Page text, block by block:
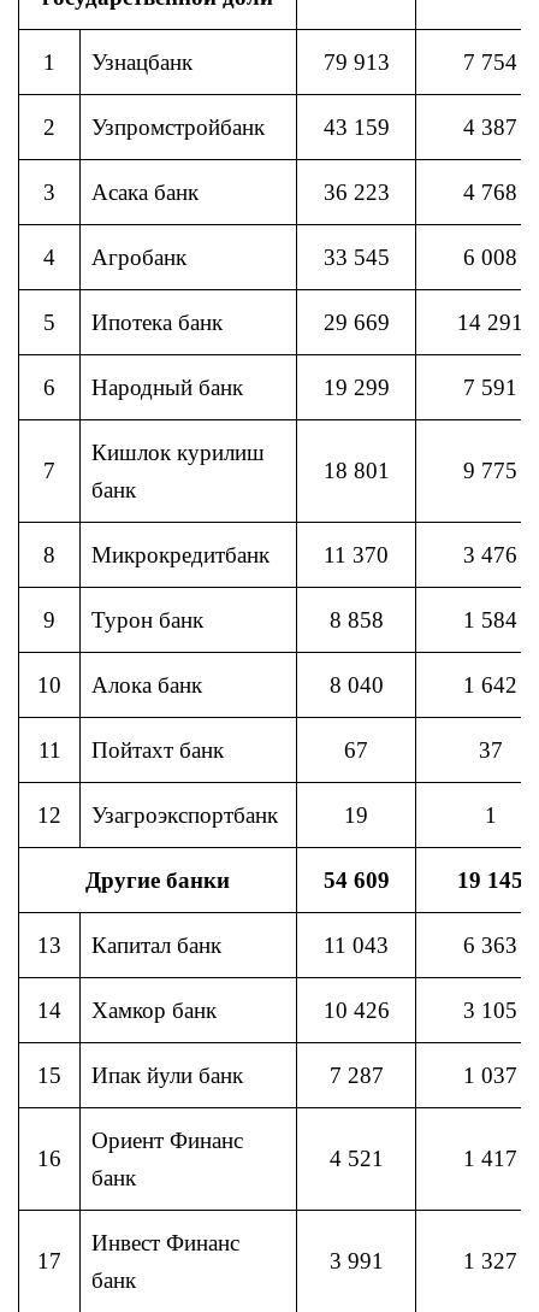
1 Узнацбанк 79 913 7 754
2 Узпромстройбанк 43 159 4 387
3 Асака банк 36 223 4 768
4 Агробанк 33 545 6 008
5 Ипотека банк 29 669 14 291
6 Народный банк 19 299 7 591
7
Кишлок курилиш
банк
18 801 9 775
8 Микрокредитбанк 11 370 3 476
9 Турон банк 8 858 1 584
10 Алока банк 8 040 1 642
11 Пойтахт банк 67 37
12 Узагроэкспортбанк 19 1
Другие банки 54 609 19 145
13 Капитал банк 11 043 6 363
14 Хамкор банк 10 426 3 105
15 Ипак йули банк 7 287 1 037
16
Ориент Финанс
банк
4 521 1 417
17
Инвест Финанс
банк
3 991 1 327